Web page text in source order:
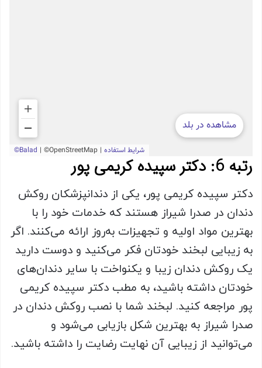
رتبه 6: دکتر سپیده کریمی پور
دکتر سپیده کریمی پور، یکی از دندانپزشکان روکش
دندان در صدرا شیراز هستند که خدمات خود را با
بهترین مواد اولیه و تجهیزات به‌روز ارائه می‌کنند. اگر
به زیبایی لبخند خودتان فکر می‌کنید و دوست دارید
یک روکش دندان زیبا و یکنواخت با سایر دندان‌های
خودتان داشته باشید، به مطب دکتر سپیده کریمی
پور مراجعه کنید. لبخند شما با نصب روکش دندان در
صدرا شیراز به بهترین شکل بازیابی می‌شود و
می‌توانید از زیبایی آن نهایت رضایت را داشته باشید.